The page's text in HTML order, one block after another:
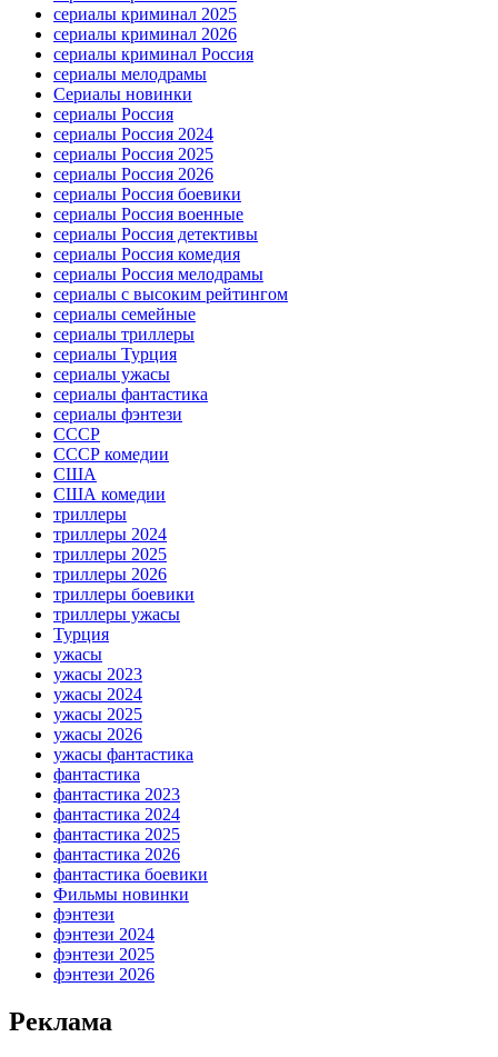
сериалы криминал 2025
сериалы криминал 2026
сериалы криминал Россия
сериалы мелодрамы
Сериалы новинки
сериалы Россия
сериалы Россия 2024
сериалы Россия 2025
сериалы Россия 2026
сериалы Россия боевики
сериалы Россия военные
сериалы Россия детективы
сериалы Россия комедия
сериалы Россия мелодрамы
сериалы с высоким рейтингом
сериалы семейные
сериалы триллеры
сериалы Турция
сериалы ужасы
сериалы фантастика
сериалы фэнтези
СССР
СССР комедии
США
США комедии
триллеры
триллеры 2024
триллеры 2025
триллеры 2026
триллеры боевики
триллеры ужасы
Турция
ужасы
ужасы 2023
ужасы 2024
ужасы 2025
ужасы 2026
ужасы фантастика
фантастика
фантастика 2023
фантастика 2024
фантастика 2025
фантастика 2026
фантастика боевики
Фильмы новинки
фэнтези
фэнтези 2024
фэнтези 2025
фэнтези 2026
Реклама